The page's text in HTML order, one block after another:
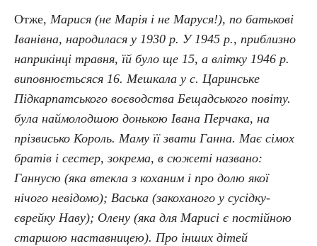
Отже, Марися (не Марія і не Маруся!), по батькові
Іванівна, народилася у 1930 р. У 1945 р., приблизно
наприкінці травня, їй було ще 15, а влітку 1946 р.
виповнюєтьсяся 16. Мешкала у с. Царинське
Підкарпатського воєводства Бещадського повіту.
була наймолодшою донькою Івана Перчака, на
прізвисько Король. Маму її звати Ганна. Має сімох
братів і сестер, зокрема, в сюжеті названо:
Ганнусю (яка втекла з коханим і про долю якої
нічого невідомо); Васька (закоханого у сусідку-
єврейку Наву); Олену (яка для Марисі є постійною
старшою наставницею). Про інших дітей